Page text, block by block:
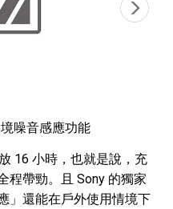
境噪音感應功能
16 小時，也就是說，充
程帶勁。且 Sony 的獨家
」還能在戶外使用情境下